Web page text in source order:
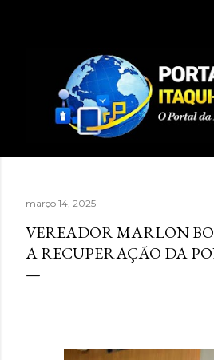
março 14, 2025
VEREADOR MARLON
A RECUPERAÇÃO DA